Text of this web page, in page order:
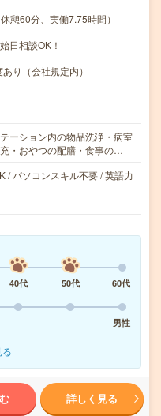
60分、実働7.75時間）
日相談OK！
り（会社規定内）
ーション内の物品洗浄・病室
・おやつの配膳・食事の…
/ パソコンスキル不要 / 英語力
40代 50代
60代
男性
詳しく見る